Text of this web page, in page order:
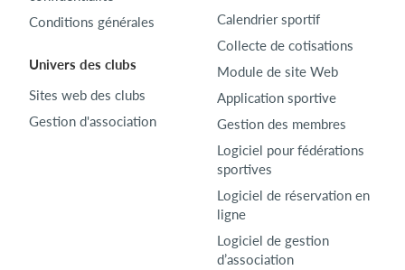
Conditions générales
Univers des clubs
Sites web des clubs
Gestion d'association
Calendrier sportif
Collecte de cotisations
Module de site Web
Application sportive
Gestion des membres
Logiciel pour fédérations
sportives
Logiciel de réservation en
ligne
Logiciel de gestion
d’association